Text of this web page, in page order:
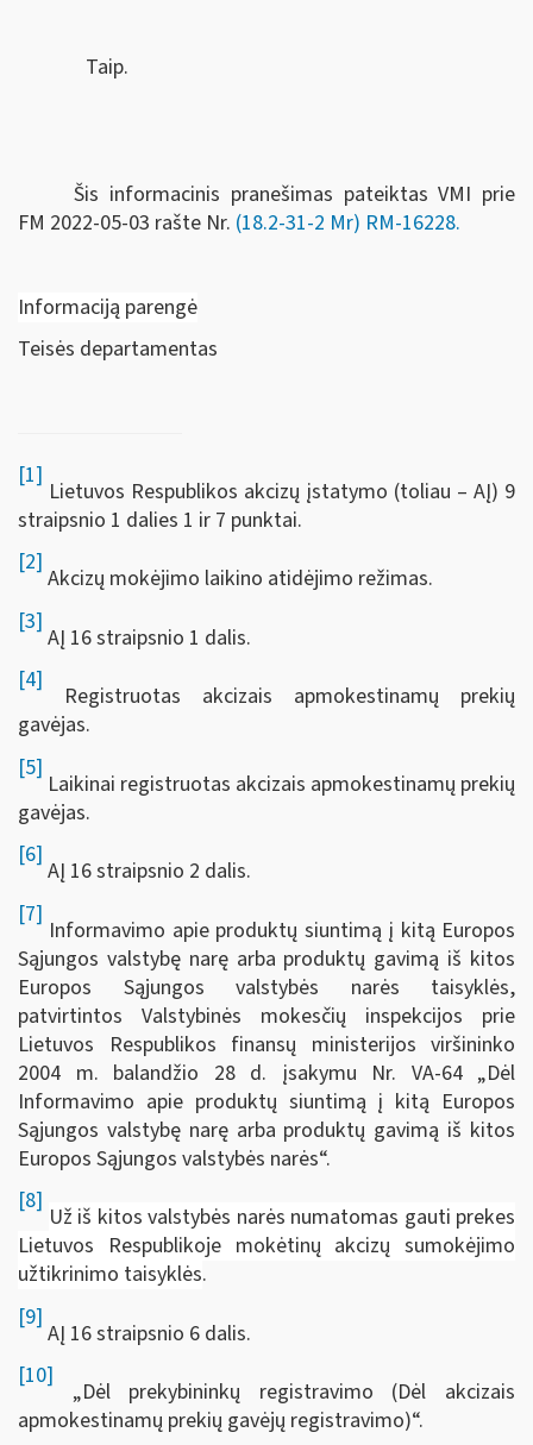
Taip.
Šis informacinis pranešimas pateiktas VMI prie
FM 2022-05-03 rašte Nr. (18.2-31-2 Mr) RM-16228.
Informaciją parengė
Teisės departamentas
[1]
Lietuvos Respublikos akcizų įstatymo (toliau – AĮ) 9
straipsnio 1 dalies 1 ir 7 punktai.
[2]
Akcizų mokėjimo laikino atidėjimo režimas.
[3]
AĮ 16 straipsnio 1 dalis.
[4]
Registruotas akcizais apmokestinamų prekių
gavėjas.
[5]
Laikinai registruotas akcizais apmokestinamų prekių
gavėjas.
[6]
AĮ 16 straipsnio 2 dalis.
[7]
Informavimo apie produktų siuntimą į kitą Europos
Sąjungos valstybę narę arba produktų gavimą iš kitos
Europos Sąjungos valstybės narės taisyklės,
patvirtintos Valstybinės mokesčių inspekcijos prie
Lietuvos Respublikos finansų ministerijos viršininko
2004 m. balandžio 28 d. įsakymu Nr. VA-64 „Dėl
Informavimo apie produktų siuntimą į kitą Europos
Sąjungos valstybę narę arba produktų gavimą iš kitos
Europos Sąjungos valstybės narės“.
[8]
Už iš kitos valstybės narės numatomas gauti prekes
Lietuvos Respublikoje mokėtinų akcizų sumokėjimo
užtikrinimo taisyklės.
[9]
AĮ 16 straipsnio 6 dalis.
[10]
„Dėl prekybininkų registravimo (Dėl akcizais
apmokestinamų prekių gavėjų registravimo)“.